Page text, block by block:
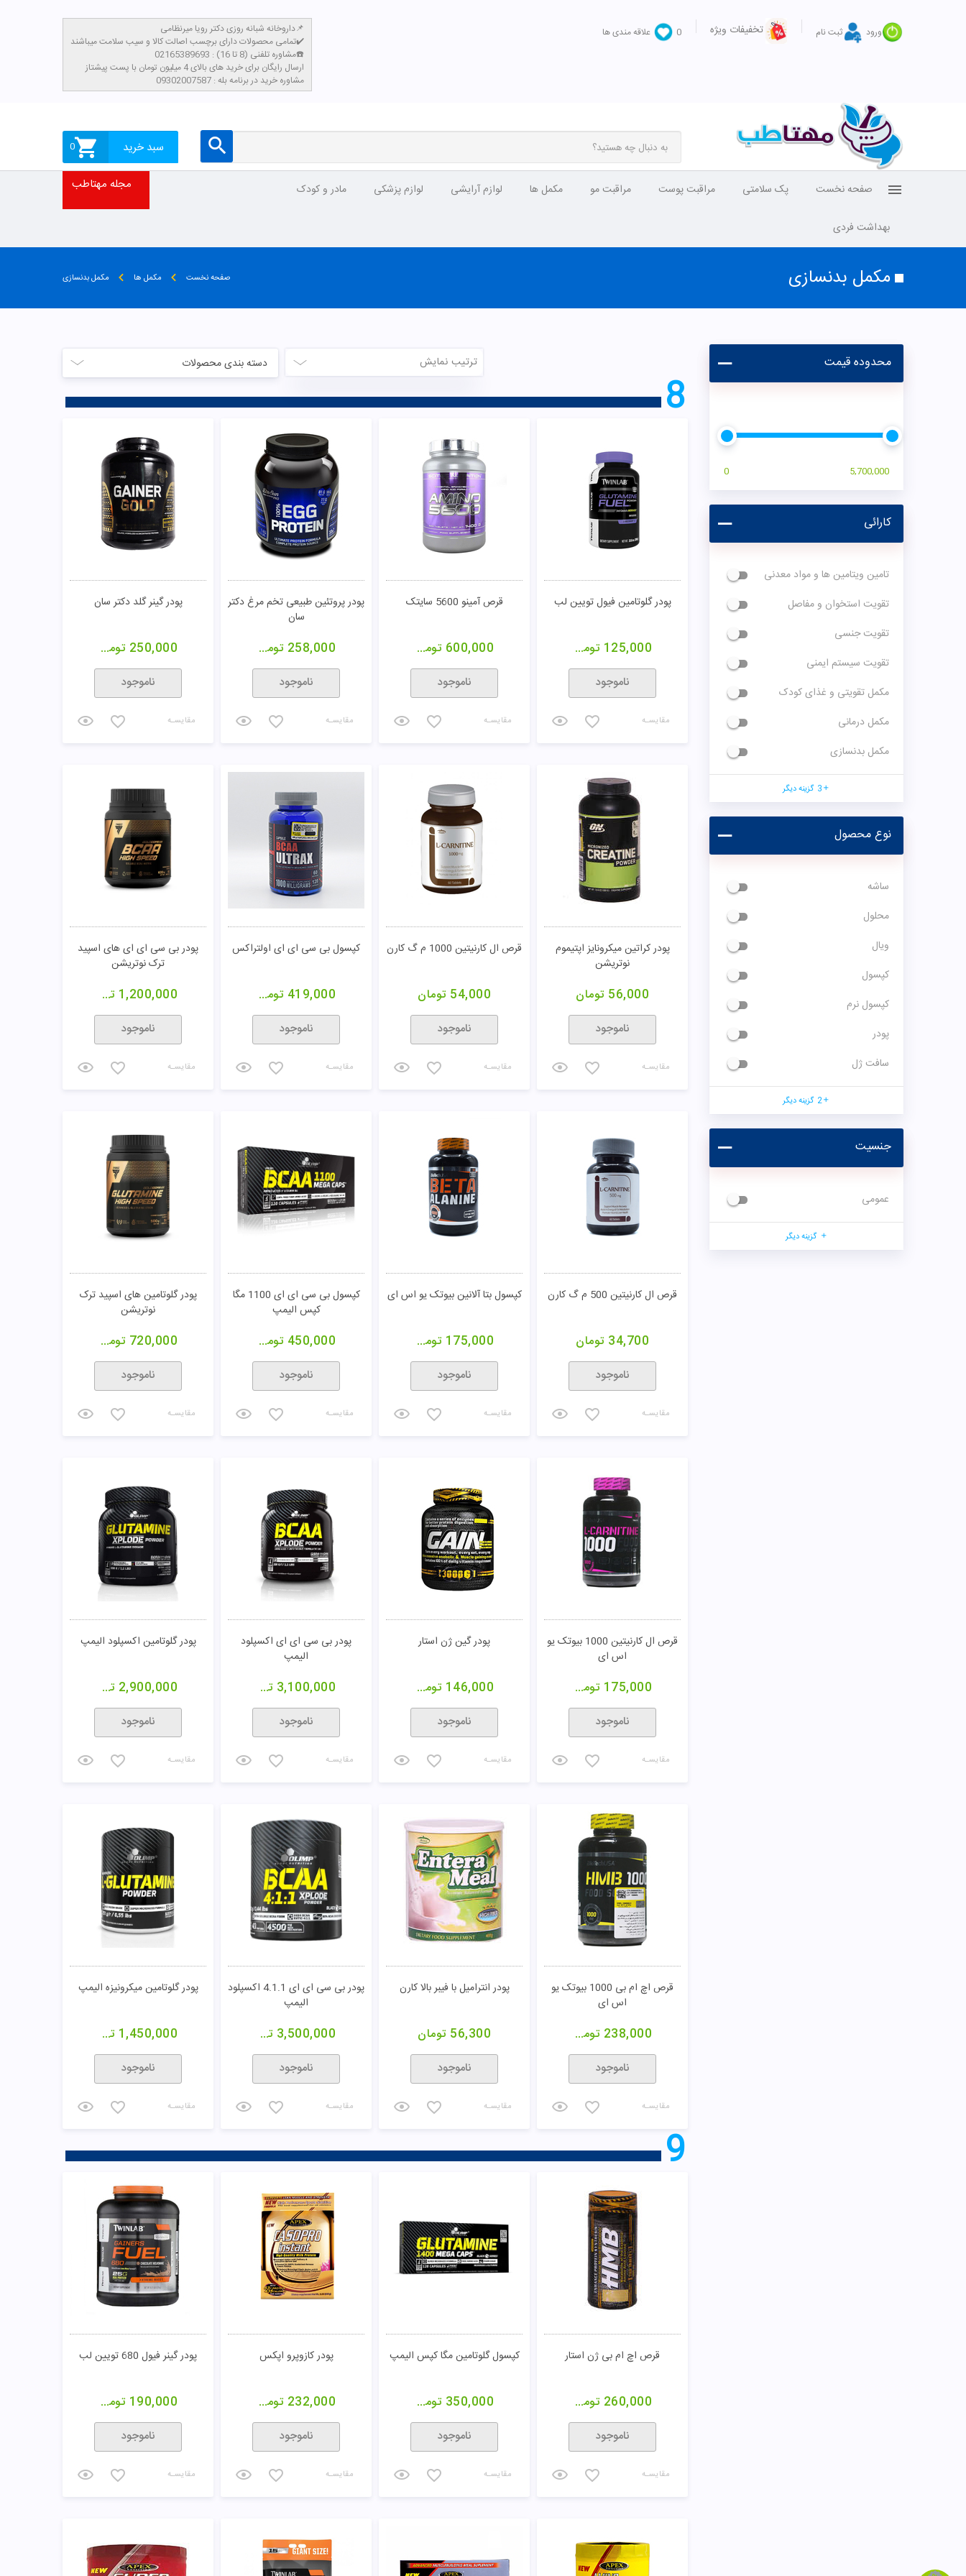
ورود ثبت نام تخفیفات ویژه 0 علاقه مندی ها
داروخانه شبانه روزی دکتر رویا میرنظامی📌
تمامی محصولات دارای برچسب اصالت کالا و سیب سلامت میباشند✔️
مشاوره تلفنی (8 تا 16) : 02165389693☎️
​ارسال رایگان برای خرید های بالای 4 میلیون تومان با پست پیشتاز
مشاوره خرید در برنامه بله : 09302007587
سبد خرید 0
صفحه نخست پک سلامتی مراقبت پوست مراقبت مو مکمل ها لوازم آرایشی لوازم پزشکی مادر و کودک
بهداشت فردی
مجله مهتاطب
مکمل بدنسازی صفحه نخست مکمل ها مکمل بدنسازی
محدوده قیمت
0 5,700,000
کارائی
تامین ویتامین ها و مواد معدنی
تقویت استخوان و مفاصل
تقویت جنسی
تقویت سیستم ایمنی
مکمل تقویتی و غذای کودک
مکمل درمانی
مکمل بدنسازی
3 گزینه دیگر
نوع محصول
ساشه
محلول
ویال
کپسول
کپسول نرم
پودر
سافت ژل
2 گزینه دیگر
جنسیت
عمومی
گزینه دیگر
دسته بندی محصولات ترتیب نمایش
8
پودر گلوتامین فیول تویین لب
125,000 تومان
ناموجود
مقایسـه
قرص آمینو 5600 سایتک
600,000 تومان
ناموجود
مقایسـه
پودر پروتئین طبیعی تخم مرغ دکتر
سان
258,000 تومان
ناموجود
مقایسـه
پودر گینر گلد دکتر سان
250,000 تومان
ناموجود
مقایسـه
پودر کراتین میکرونایز اپتیموم
نوتریشن
56,000 تومان
ناموجود
مقایسـه
قرص ال کارنیتین 1000 م گ کارن
54,000 تومان
ناموجود
مقایسـه
کپسول بی سی ای ای اولتراکس
419,000 تومان
ناموجود
مقایسـه
پودر بی سی ای ای های اسپید
ترک نوتریشن
1,200,000 تومان
ناموجود
مقایسـه
قرص ال کارنیتین 500 م گ کارن
34,700 تومان
ناموجود
مقایسـه
کپسول بتا آلانین بیوتک یو اس ای
175,000 تومان
ناموجود
مقایسـه
کپسول بی سی ای ای 1100 مگا
کپس الیمپ
450,000 تومان
ناموجود
مقایسـه
پودر گلوتامین های اسپید ترک
نوتریشن
720,000 تومان
ناموجود
مقایسـه
قرص ال کارنیتین 1000 بیوتک یو
اس ای
175,000 تومان
ناموجود
مقایسـه
پودر گین ژن استار
146,000 تومان
ناموجود
مقایسـه
پودر بی سی ای ای اکسپلود
الیمپ
3,100,000 تومان
ناموجود
مقایسـه
پودر گلوتامین اکسپلود الیمپ
2,900,000 تومان
ناموجود
مقایسـه
قرص اچ ام بی 1000 بیوتک یو
اس ای
238,000 تومان
ناموجود
مقایسـه
پودر انترامیل با فیبر بالا کارن
56,300 تومان
ناموجود
مقایسـه
پودر بی سی ای ای 4.1.1 اکسپلود
الیمپ
3,500,000 تومان
ناموجود
مقایسـه
پودر گلوتامین میکرونیزه الیمپ
1,450,000 تومان
ناموجود
مقایسـه
9
قرص اچ ام بی ژن استار
260,000 تومان
ناموجود
مقایسـه
کپسول گلوتامین مگا کپس الیمپ
350,000 تومان
ناموجود
مقایسـه
پودر کازوپرو اپکس
232,000 تومان
ناموجود
مقایسـه
پودر گینر فیول 680 تویین لب
190,000 تومان
ناموجود
مقایسـه
تومان